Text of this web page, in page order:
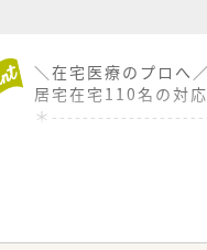
＼在宅医療のプロへ
居宅在宅110名の対
＊
【店舗情報と応需状
■大手モール駅から
■内科や消化器科お
■在宅医療にも注力